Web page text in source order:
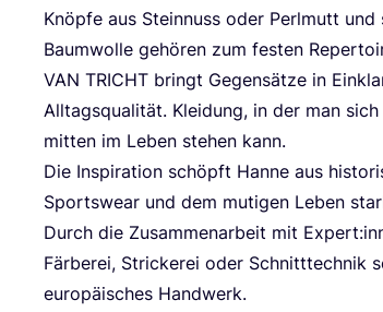
Knöp­fe aus Stein­nuss oder Perl­mutt
Baum­wol­le gehö­ren zum fes­ten
VAN TRICHT bringt Gegen­sät­ze in
All­tags­qua­li­tät. Klei­dung, in der man
mit­ten im Leben ste­hen kann.
Die Inspi­ra­ti­on schöpft Han­ne aus
Sports­wear und dem muti­gen Leben
Durch die Zusam­men­ar­beit mit
Fär­be­rei, Stri­cke­rei oder Schnitt­tech­nik
euro­päi­sches Handwerk.